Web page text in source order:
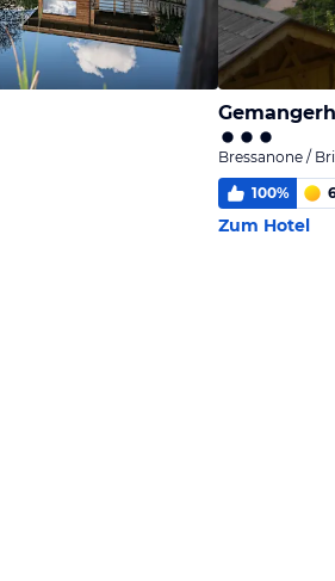
Bressanone /
100%
Zum Hotel